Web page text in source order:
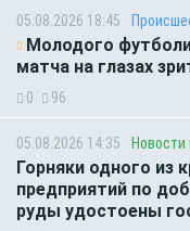
05.08.2026 18:45
Молодого
матча на глазах
0 96
05.08.2026 14:35 Новости
Горняки одного из
предприятий по
руды удостоены